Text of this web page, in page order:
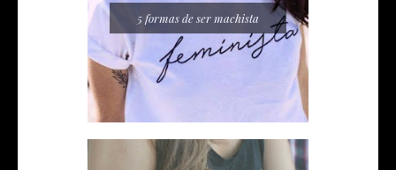
5 formas de ser machista